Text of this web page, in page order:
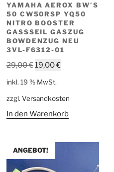
YAMAHA AEROX BW´S
50 CW50RSP YQ50
NITRO BOOSTER
GASSSEIL GASZUG
BOWDENZUG NEU
3VL-F6312-01
29,00€Ursprünglicher
29,00 €
19,00€Aktueller
19,00 €.
inkl. 19 % MwSt.
zzgl. Versandkosten
In den Warenkorb
ANGEBOT!